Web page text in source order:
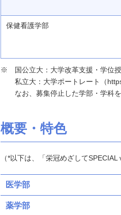
保健看護学部
国公立大：大学改革支援・学位
私立大：大学ポートレート（
なお、募集停止した学部・学科
概要・特色
（*以下は、「栄冠めざして
医学部
薬学部